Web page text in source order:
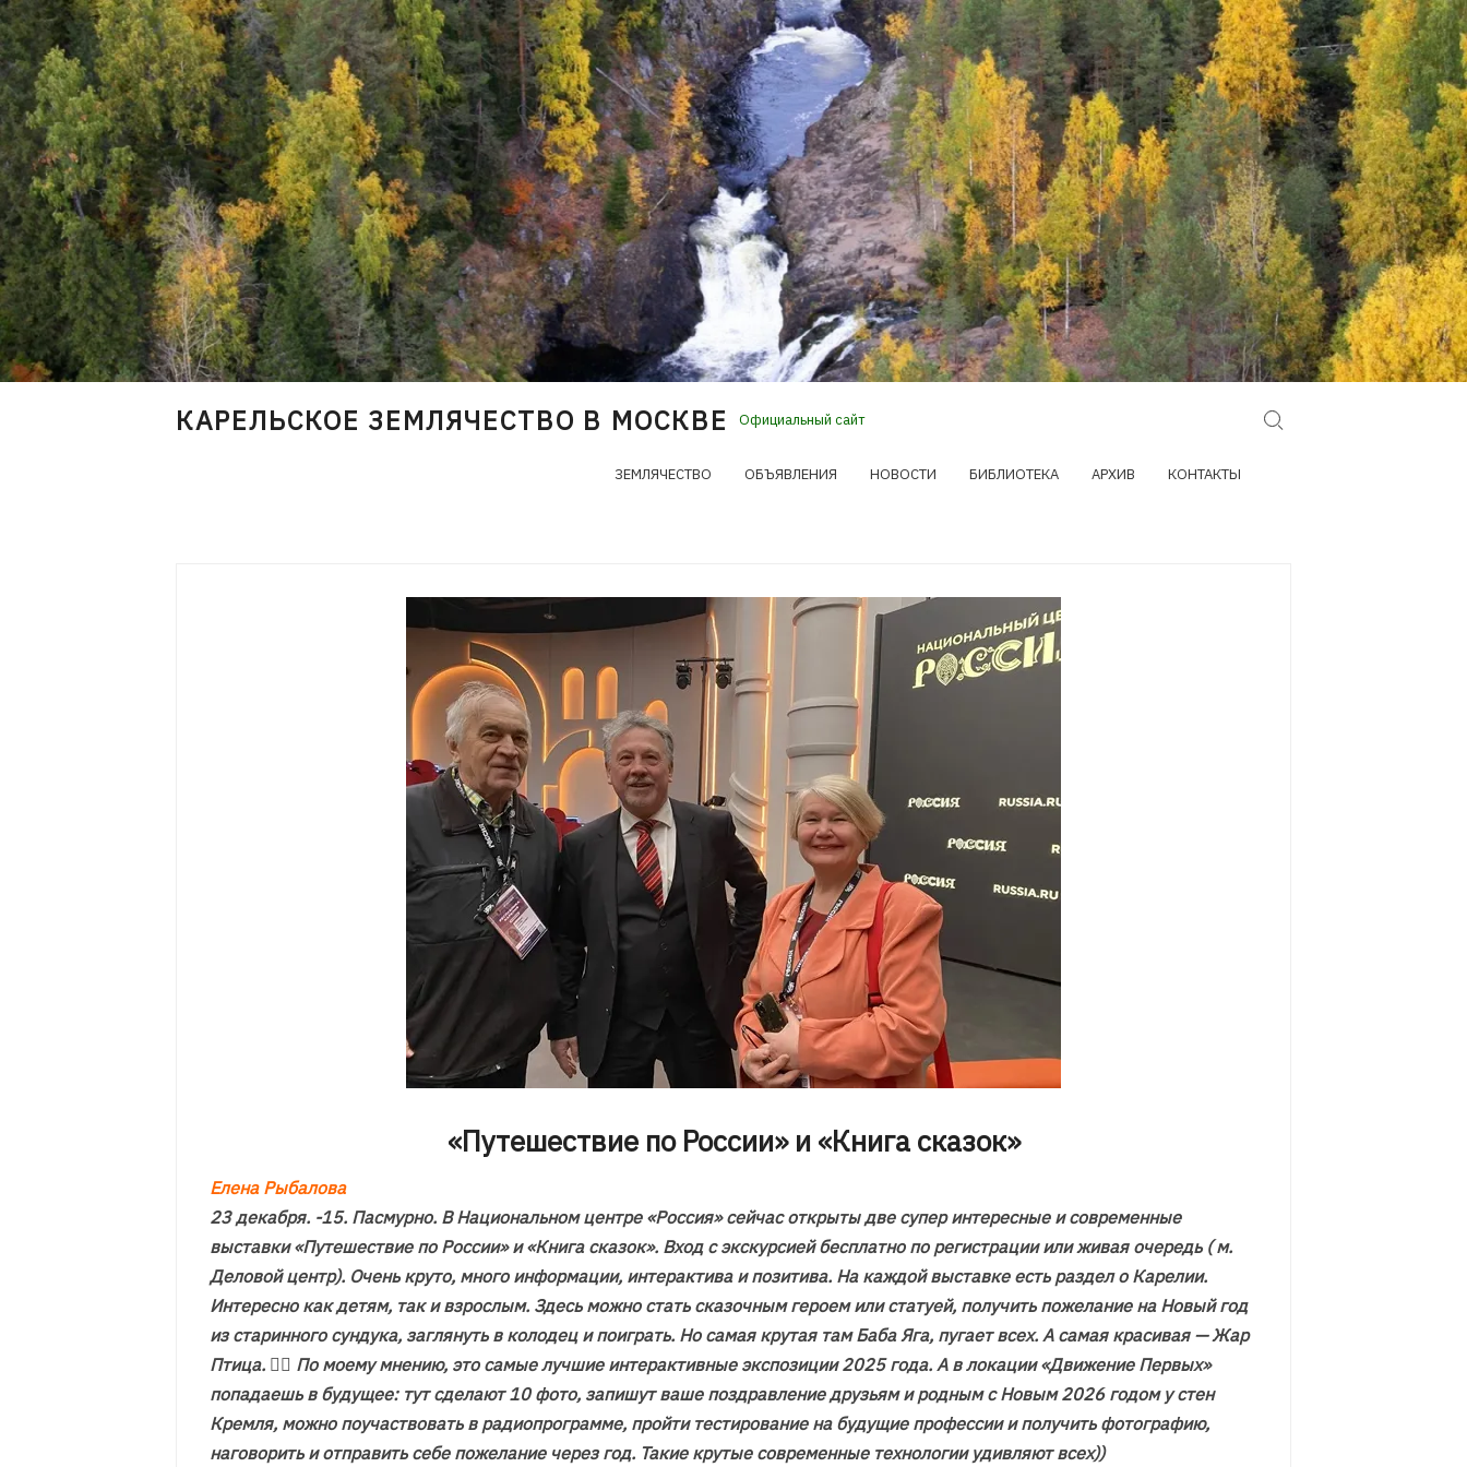
Skip
to
content
КАРЕЛЬСКОЕ ЗЕМЛЯЧЕСТВО В МОСКВЕ Официальный сайт
ЗЕМЛЯЧЕСТВО ОБЪЯВЛЕНИЯ НОВОСТИ БИБЛИОТЕКА АРХИВ КОНТАКТЫ
Search for:
«Путешествие по России» и «Книга сказок»
Елена Рыбалова
23 декабря. -15. Пасмурно. В Национальном центре «Россия» сейчас открыты две супер интересные и современные
выставки «Путешествие по России» и «Книга сказок». Вход с экскурсией бесплатно по регистрации или живая очередь ( м.
Деловой центр). Очень круто, много информации, интерактива и позитива. На каждой выставке есть раздел о Карелии.
Интересно как детям, так и взрослым. Здесь можно стать сказочным героем или статуей, получить пожелание на Новый год
из старинного сундука, заглянуть в колодец и поиграть. Но самая крутая там Баба Яга, пугает всех. А самая красивая — Жар
Птица. 🐦‍🔥 По моему мнению, это самые лучшие интерактивные экспозиции 2025 года. А в локации «Движение Первых»
попадаешь в будущее: тут сделают 10 фото, запишут ваше поздравление друзьям и родным с Новым 2026 годом у стен
Кремля, можно поучаствовать в радиопрограмме, пройти тестирование на будущие профессии и получить фотографию,
наговорить и отправить себе пожелание через год. Такие крутые современные технологии удивляют всех))